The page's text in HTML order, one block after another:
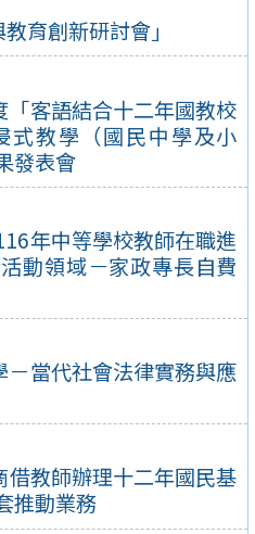
育創新研討會」
客語結合十二年國教校
式教學（國民中學及小
發表會
年中等學校教師在職進
動領域－家政專長自費
當代社會法律實務與應
教師辦理十二年國民基
推動業務